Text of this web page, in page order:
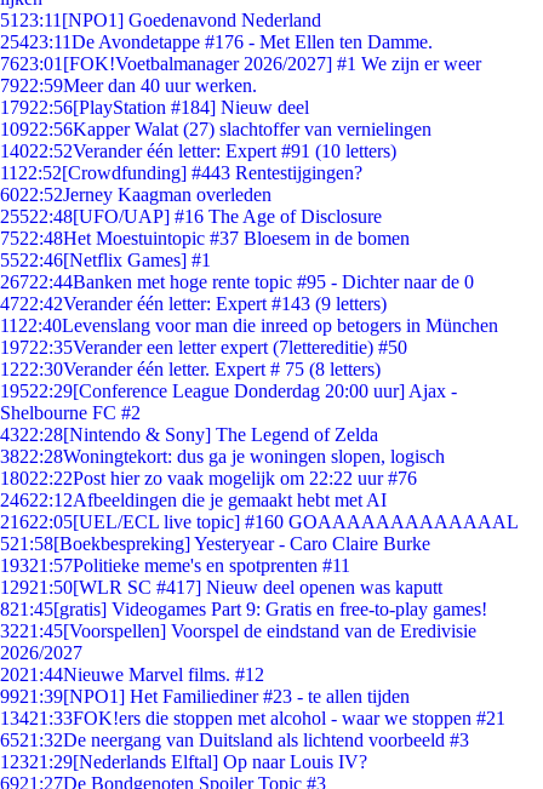
51 23:11 [NPO1] Goedenavond Nederland
25423:11De Avondetappe #176 - Met Ellen ten Damme.
7623:01 [FOK!Voetbalmanager 2026/2027] #1 We zijn er weer
7922:59Meer dan 40 uur werken.
17922:56[PlayStation #184] Nieuw deel
10922:56Kapper Walat (27) slachtoffer van vernielingen
14022:52Verander één letter: Expert #91 (10 letters)
11 22:52[Crowdfunding] #443 Rentestijgingen?
6022:52Jerney Kaagman overleden
25522:48[UFO/UAP] #16 The Age of Disclosure
7522:48Het Moestuintopic #37 Bloesem in de bomen
5522:46[Netflix Games] #1
26722:44Banken met hoge rente topic #95 - Dichter naar de 0
4722:42Verander één letter: Expert #143 (9 letters)
11 22:40Levenslang voor man die inreed op betogers in München
19722:35Verander een letter expert (7lettereditie) #50
1222:30Verander één letter. Expert # 75 (8 letters)
19522:29[Conference League Donderdag 20:00 uur] Ajax -
Shelbourne FC #2
4322:28[Nintendo & Sony] The Legend of Zelda
3822:28Woningtekort: dus ga je woningen slopen, logisch
18022:22Post hier zo vaak mogelijk om 22:22 uur #76
24622:12Afbeeldingen die je gemaakt hebt met AI
21622:05[UEL/ECL live topic] #160 GOAAAAAAAAAAAAAL
521:58[Boekbespreking] Yesteryear - Caro Claire Burke
19321:57Politieke meme's en spotprenten #11
12921:50[WLR SC #417] Nieuw deel openen was kaputt
821:45[gratis] Videogames Part 9: Gratis en free-to-play games!
3221:45[Voorspellen] Voorspel de eindstand van de Eredivisie
2026/2027
2021:44Nieuwe Marvel films. #12
9921:39[NPO1] Het Familiediner #23 - te allen tijden
13421:33FOK!ers die stoppen met alcohol - waar we stoppen #21
6521:32De neergang van Duitsland als lichtend voorbeeld #3
12321:29[Nederlands Elftal] Op naar Louis IV?
6921:27De Bondgenoten Spoiler Topic #3